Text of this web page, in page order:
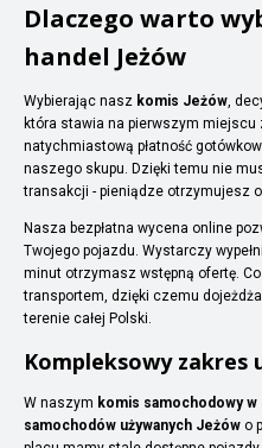
Dlaczego warto
handel Jeżów
Wybierając nasz komis Jeżów,
która stawia na pierwszym
natychmiastową płatność
naszego skupu. Dzięki temu nie
transakcji - pieniądze otrzymujesz
Nasza bezpłatna wycena online
Twojego pojazdu. Wystarczy
minut otrzymasz wstępną ofertę.
transportem, dzięki czemu
terenie całej Polski.
Kompleksowy zakres
W naszym komis samochodowy w
samochodów używanych Jeżów o